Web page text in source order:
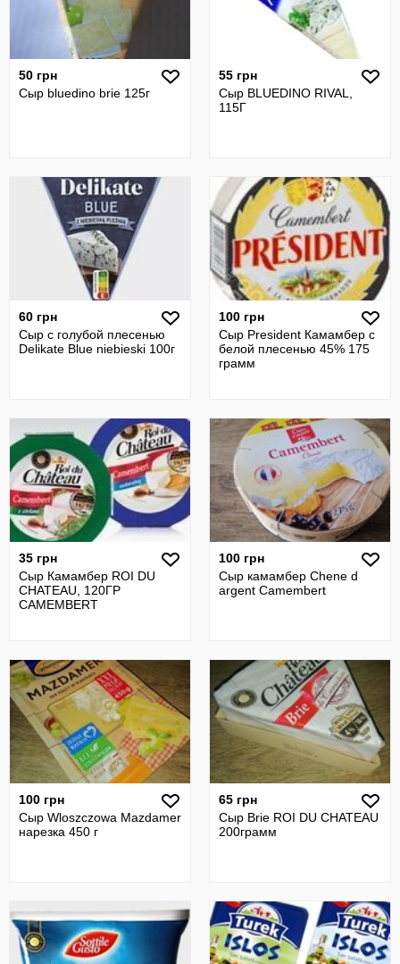
50 грн
Сыр bluedino brie 125г
55 грн
Сыр BLUEDINO RIVAL,
115Г
60 грн
Сыр с голубой плесенью
Delikate Blue niebieski 100г
100 грн
Сыр President Камамбер с
белой плесенью 45% 175
грамм
35 грн
Сыр Камамбер ROI DU
CHATEAU, 120ГР
CAMEMBERT
100 грн
Сыр камамбер Chene d
argent Camembert
100 грн
Сыр Wloszczowa Mazdamer
нарезка 450 г
65 грн
Сыр Brie ROI DU CHATEAU
200грамм